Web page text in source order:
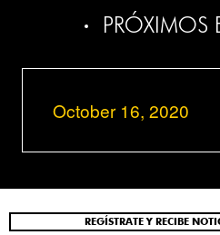
PRÓXIMOS
October 16, 2020
REGÍSTRATE Y RECIBE